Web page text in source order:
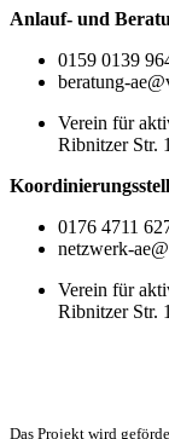
Anlauf- und
0159 0139
beratung-
Verein für
Ribnitzer Str.
0176 4711
netzwerk-
Verein für
Ribnitzer Str.
Das Projekt wird